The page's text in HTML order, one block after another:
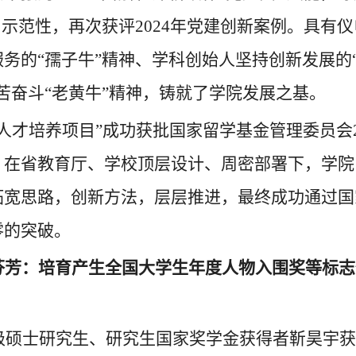
范性，再次获评2024年党建创新案例。具有
的“孺子牛”精神、学科创始人坚持创新发展的
斗“老黄牛”精神，铸就了学院发展之基。
才培养项目”成功获批国家留学基金管理委员会
省教育厅、学校顶层设计、周密部署下，学
思路，创新方法，层层推进，最终成功通过
突破。
：培育产生全国大学生年度人物入围奖等标
硕士研究生、研究生国家奖学金获得者靳昊宇